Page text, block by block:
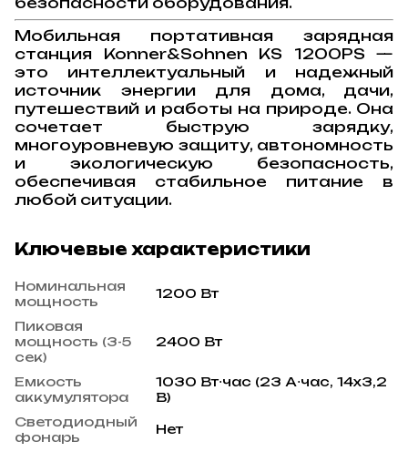
Мобильная портативная зарядная
станция Konner&Sohnen KS 1200PS —
это интеллектуальный и надежный
источник энергии для дома, дачи,
путешествий и работы на природе. Она
сочетает быструю зарядку,
многоуровневую защиту, автономность
и экологическую безопасность,
обеспечивая стабильное питание в
любой ситуации.
Ключевые характеристики
Номинальная
мощность
1200 Вт
Пиковая
мощность (3-5
сек)
2400 Вт
Емкость
аккумулятора
1030 Вт⋅час (23 А⋅час, 14x3,2
В)
Светодиодный
фонарь
Нет